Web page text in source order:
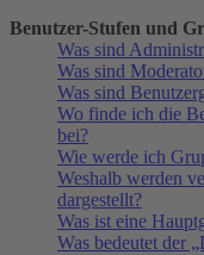
Benutzer-Stufen und
Was sind
Was sind
Was sind
Wo finde ich die
bei?
Wie werde ich
Weshalb werden
dargestellt?
Was ist eine
Was bedeutet der